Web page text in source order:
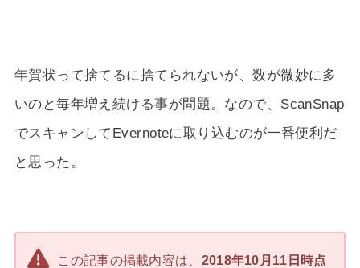
年賀状って捨てるに捨てられないが、数が微妙に多
いのと毎年増え続ける事が問題。なので、ScanSnap
でスキャンしてEvernoteに取り込むのが一番便利だ
と思った。
この記事の掲載内容は、 2018年10月11日時点